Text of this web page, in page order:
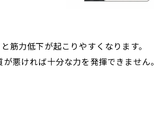
筋力低下が起こりやすくなります。
悪ければ十分な力を発揮できません。